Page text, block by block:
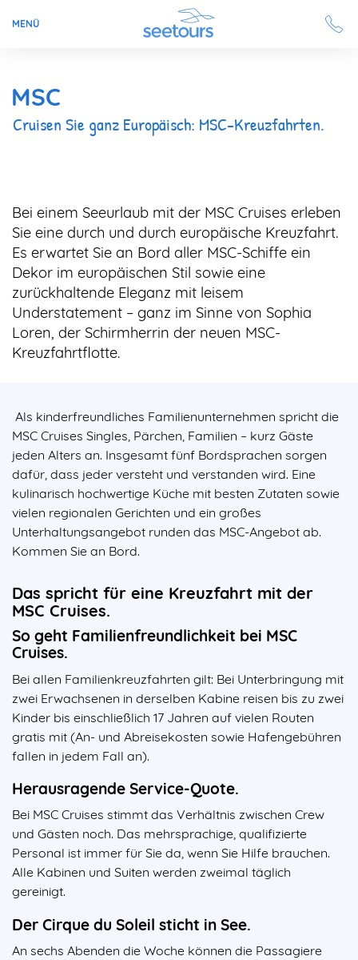
MENÜ
Ziele
Schiffe
Reisesuche
Angebote
Aktuell auf seetours
MSC
Cruisen Sie ganz Europäisch: MSC-Kreuzfahrten.
Bei einem Seeurlaub mit der MSC Cruises erleben
Sie eine durch und durch europäische Kreuzfahrt.
Es erwartet Sie an Bord aller MSC-Schiffe ein
Dekor im europäischen Stil sowie eine
zurückhaltende Eleganz mit leisem
Understatement – ganz im Sinne von Sophia
Loren, der Schirmherrin der neuen MSC-
Kreuzfahrtflotte.
Als kinderfreundliches Familienunternehmen spricht die
MSC Cruises Singles, Pärchen, Familien – kurz Gäste
jeden Alters an. Insgesamt fünf Bordsprachen sorgen
dafür, dass jeder versteht und verstanden wird. Eine
kulinarisch hochwertige Küche mit besten Zutaten sowie
vielen regionalen Gerichten und ein großes
Unterhaltungsangebot runden das MSC-Angebot ab.
Kommen Sie an Bord.
Das spricht für eine Kreuzfahrt mit der
MSC Cruises.
So geht Familienfreundlichkeit bei MSC
Cruises.
Bei allen Familienkreuzfahrten gilt: Bei Unterbringung mit
zwei Erwachsenen in derselben Kabine reisen bis zu zwei
Kinder bis einschließlich 17 Jahren auf vielen Routen
gratis mit (An- und Abreisekosten sowie Hafengebühren
fallen in jedem Fall an).
Herausragende Service-Quote.
Bei MSC Cruises stimmt das Verhältnis zwischen Crew
und Gästen noch. Das mehrsprachige, qualifizierte
Personal ist immer für Sie da, wenn Sie Hilfe brauchen.
Alle Kabinen und Suiten werden zweimal täglich
gereinigt.
Der Cirque du Soleil sticht in See.
An sechs Abenden die Woche können die Passagiere